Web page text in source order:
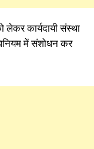
लेकर कार्यदायी संस्था
में संशोधन कर